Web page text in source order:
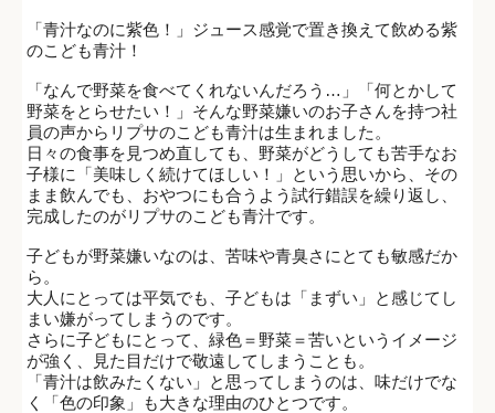
「青汁なのに紫色！」ジュース感覚で置き換えて飲める紫
のこども青汁！
「なんで野菜を食べてくれないんだろう…」「何とかして
野菜をとらせたい！」そんな野菜嫌いのお子さんを持つ社
員の声からリプサのこども青汁は生まれました。
日々の食事を見つめ直しても、野菜がどうしても苦手なお
子様に「美味しく続けてほしい！」という思いから、その
まま飲んでも、おやつにも合うよう試行錯誤を繰り返し、
完成したのがリプサのこども青汁です。
子どもが野菜嫌いなのは、苦味や青臭さにとても敏感だか
ら。
大人にとっては平気でも、子どもは「まずい」と感じてし
まい嫌がってしまうのです。
さらに子どもにとって、緑色＝野菜＝苦いというイメージ
が強く、見た目だけで敬遠してしまうことも。
「青汁は飲みたくない」と思ってしまうのは、味だけでな
く「色の印象」も大きな理由のひとつです。